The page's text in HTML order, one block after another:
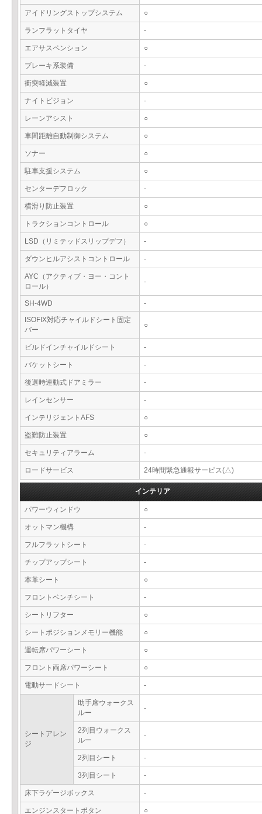
アイドリングストップシステム ○
ランフラットタイヤ -
エアサスペンション ○
ブレーキ系装備 -
衝突軽減装置 ○
ナイトビジョン -
レーンアシスト ○
車間距離自動制御システム ○
ソナー ○
駐車支援システム ○
センターデフロック -
横滑り防止装置 ○
トラクションコントロール ○
LSD（リミテッドスリップデフ） -
ダウンヒルアシストコントロール -
AYC（アクティブ・ヨー・コント
ロール）
-
SH-4WD
-
ISOFIX対応チャイルドシート固定
バー
○
ビルドインチャイルドシート -
バケットシート -
後退時連動式ドアミラー -
レインセンサー -
インテリジェントAFS ○
盗難防止装置 ○
セキュリティアラーム -
ロードサービス 24時間緊急通報サービス(△)
インテリア
パワーウィンドウ ○
オットマン機構 -
フルフラットシート -
チップアップシート -
本革シート ○
フロントベンチシート -
シートリフター ○
シートポジションメモリー機能 ○
運転席パワーシート ○
フロント両席パワーシート ○
電動サードシート -
シートアレン
ジ
助手席ウォークス
ルー
-
2列目ウォークス
ルー
-
2列目シート -
3列目シート -
床下ラゲージボックス -
エンジンスタートボタン ○